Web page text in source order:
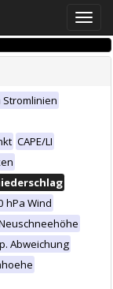
Toggle
Stromlinien
CAPE/LI
hPa Wind
Abweichung